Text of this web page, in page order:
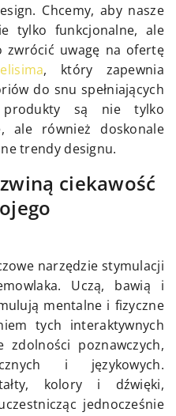
Chcemy, aby nasze
tylko funkcjonalne, ale
zwrócić uwagę na ofertę
, który zapewnia
do snu spełniających
produkty są nie tylko
ale również doskonale
trendy designu.
ciekawość
narzędzie stymulacji
Uczą, bawią i
mentalne i fizyczne
tych interaktywnych
zdolności poznawczych,
i językowych.
kolory i dźwięki,
jednocześnie